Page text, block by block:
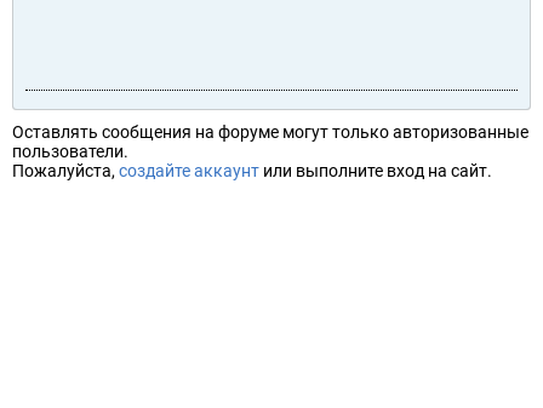
Оставлять сообщения на форуме могут только авторизованные
пользователи.
Пожалуйста, создайте аккаунт или выполните вход на сайт.